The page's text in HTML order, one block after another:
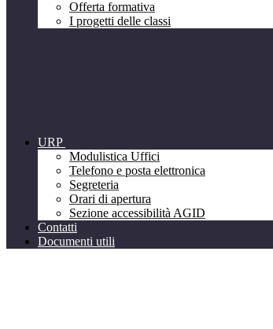
Offerta formativa
I progetti delle classi
URP
Modulistica Uffici
Telefono e posta elettronica
Segreteria
Orari di apertura
Sezione accessibilità AGID
Contatti
Documenti utili